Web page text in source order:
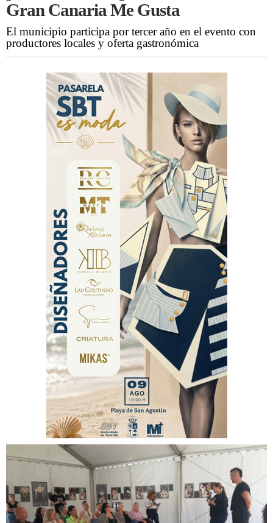
Gran Canaria Me Gusta
El municipio participa por tercer año en el evento con
productores locales y oferta gastronómica